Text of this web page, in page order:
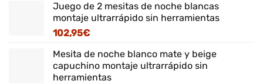
Juego de 2 mesitas de noche blancas
montaje ultrarrápido sin herramientas
102,95€
Mesita de noche blanco mate y beige
capuchino montaje ultrarrápido sin
herramientas